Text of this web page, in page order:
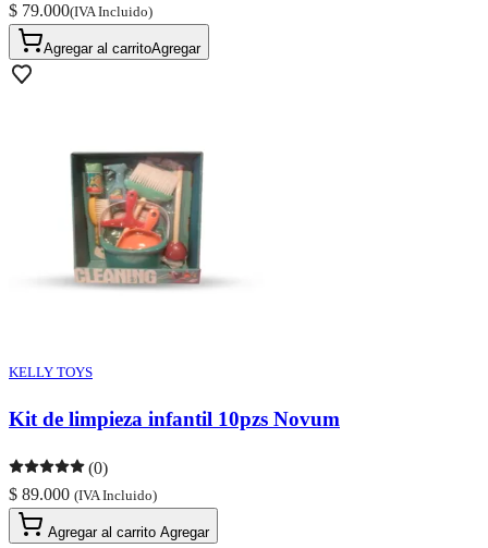
$ 79.000(IVA Incluido)
Agregar al carritoAgregar
KELLY TOYS
Kit de limpieza infantil 10pzs Novum
(0)
$ 89.000 (IVA Incluido)
Agregar al carrito Agregar